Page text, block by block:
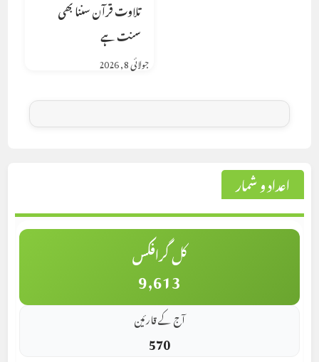
تلاوت قرآن سننا بھی
سنت ہے
جولائی 8, 2026
اعداد و شمار
کل گرافکس
9,613
آج کے قارئین
570